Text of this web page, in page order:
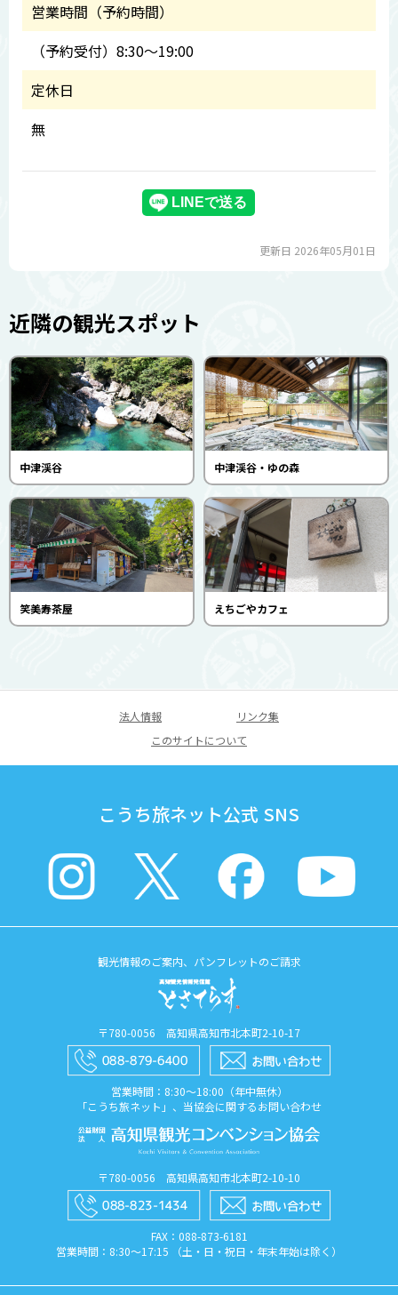
営業時間（予約時間）
（予約受付）8:30～19:00
定休日
無
更新日 2026年05月01日
近隣の観光スポット
中津渓谷 中津渓谷・ゆの森
笑美寿茶屋 えちごやカフェ
法人情報
リンク集
このサイトについて
こうち旅ネット公式 SNS
観光情報のご案内、パンフレットのご請求
〒780-0056 高知県高知市北本町2-10-17
営業時間：8:30〜18:00（年中無休）
「こうち旅ネット」、当協会に関するお問い合わせ
〒780-0056 高知県高知市北本町2-10-10
FAX：088​-873​-6181
営業時間：8:30〜17:15 （土・日・祝日・年末年始は除く）